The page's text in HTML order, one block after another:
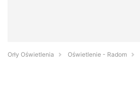
Orły Oświetlenia Oświetlenie - Radom